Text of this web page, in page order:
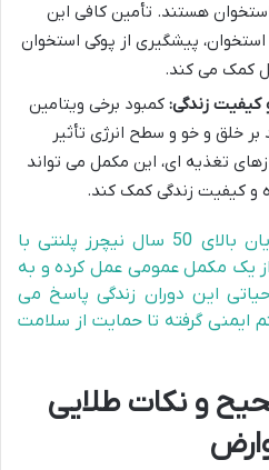
هستند. تأمین کافی این
پیشگیری از پوکی استخوان
کمک می کند.
کیفیت زندگی: کمبود برخی ویتامین
خلق و خو و سطح انرژی تأثیر
تغذیه ای، این مکمل می تواند
و کیفیت زندگی کمک کند.
مولتی ویتامین و مینرال آقایان بالای 50 سال نیچرز پلنتی با
یک مکمل عمومی عمل کرده و به
این دوران زندگی پاسخ می
ایمنی گرفته تا حمایت از سلامت
و نکات طلایی